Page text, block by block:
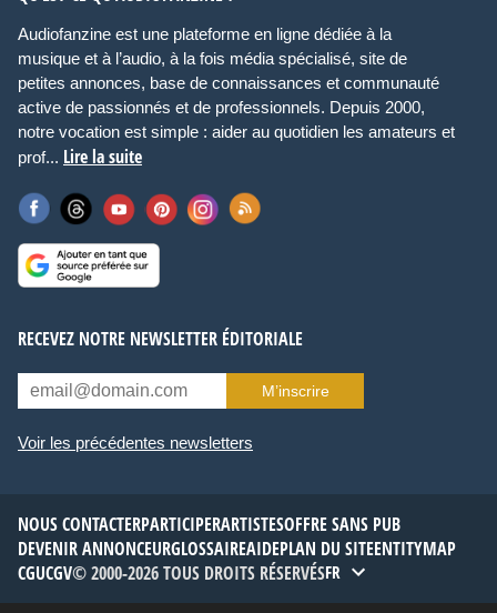
Audiofanzine est une plateforme en ligne dédiée à la
musique et à l’audio, à la fois média spécialisé, site de
petites annonces, base de connaissances et communauté
active de passionnés et de professionnels. Depuis 2000,
notre vocation est simple : aider au quotidien les amateurs et
prof... Lire la suite
RECEVEZ NOTRE NEWSLETTER ÉDITORIALE
M’inscrire
Voir les précédentes newsletters
NOUS CONTACTERPARTICIPERARTISTESOFFRE SANS PUB
DEVENIR ANNONCEURGLOSSAIREAIDEPLAN DU SITEENTITYMAP
CGUCGV© 2000-2026 TOUS DROITS RÉSERVÉSFR